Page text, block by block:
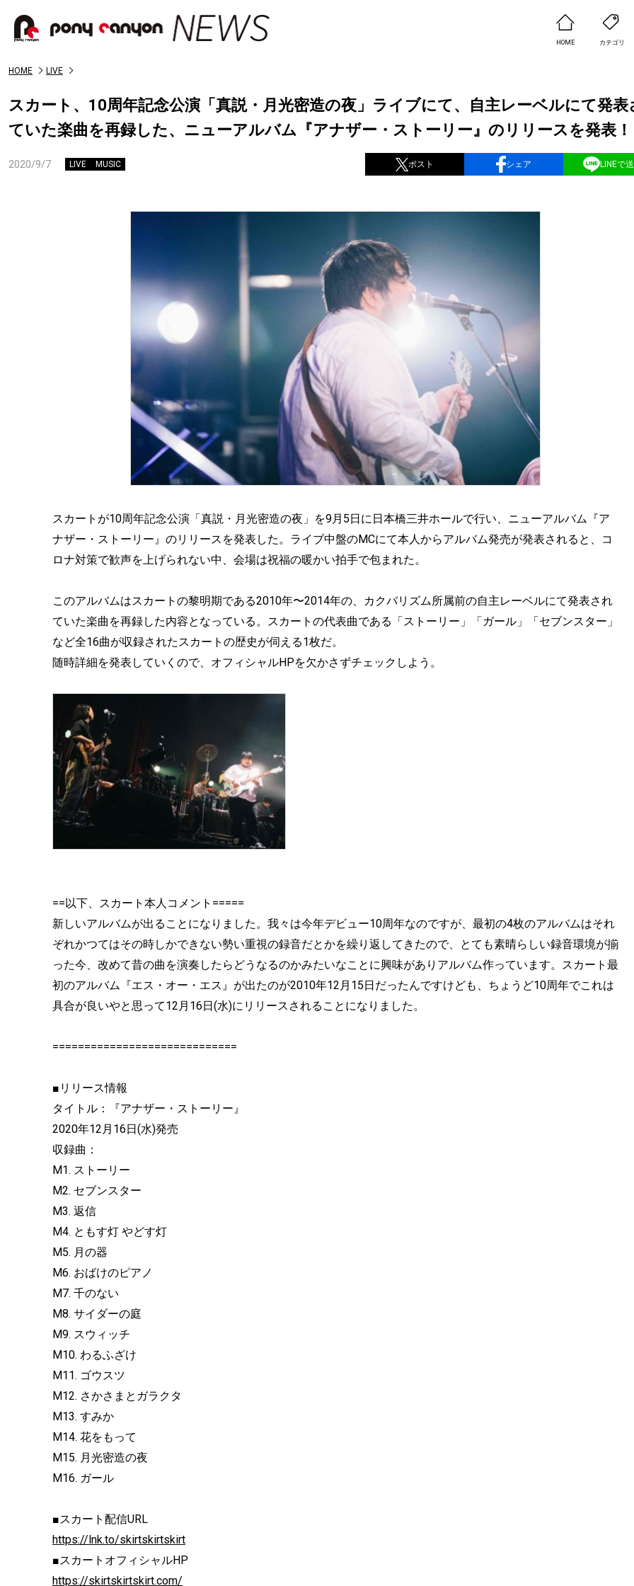
HOME カテゴリ
HOME LIVE
スカート、10周年記念公演「真説・月光密造の夜」ライブにて、自主レーベルにて発表
ていた楽曲を再録した、ニューアルバム『アナザー・ストーリー』のリリースを発表！
2020/9/7 LIVE MUSIC ポスト シェア LINEで
スカートが10周年記念公演「真説・月光密造の夜」を9月5日に日本橋三井ホールで行い、ニューアルバム『ア
ナザー・ストーリー』のリリースを発表した。ライブ中盤のMCにて本人からアルバム発売が発表されると、コ
ロナ対策で歓声を上げられない中、会場は祝福の暖かい拍手で包まれた。
このアルバムはスカートの黎明期である2010年〜2014年の、カクバリズム所属前の自主レーベルにて発表され
ていた楽曲を再録した内容となっている。スカートの代表曲である「ストーリー」「ガール」「セブンスター」
など全16曲が収録されたスカートの歴史が伺える1枚だ。
随時詳細を発表していくので、オフィシャルHPを欠かさずチェックしよう。
==以下、スカート本人コメント=====
新しいアルバムが出ることになりました。我々は今年デビュー10周年なのですが、最初の4枚のアルバムはそれ
ぞれかつてはその時しかできない勢い重視の録音だとかを繰り返してきたので、とても素晴らしい録音環境が揃
った今、改めて昔の曲を演奏したらどうなるのかみたいなことに興味がありアルバム作っています。スカート最
初のアルバム『エス・オー・エス』が出たのが2010年12月15日だったんですけども、ちょうど10周年でこれは
具合が良いやと思って12月16日(水)にリリースされることになりました。
=============================
■リリース情報
タイトル：『アナザー・ストーリー』
2020年12月16日(水)発売
収録曲：
M1. ストーリー
M2. セブンスター
M3. 返信
M4. ともす灯 やどす灯
M5. 月の器
M6. おばけのピアノ
M7. 千のない
M8. サイダーの庭
M9. スウィッチ
M10. わるふざけ
M11. ゴウスツ
M12. さかさまとガラクタ
M13. すみか
M14. 花をもって
M15. 月光密造の夜
M16. ガール
■スカート配信URL
https://lnk.to/skirtskirtskirt
■スカートオフィシャルHP
https://skirtskirtskirt.com/